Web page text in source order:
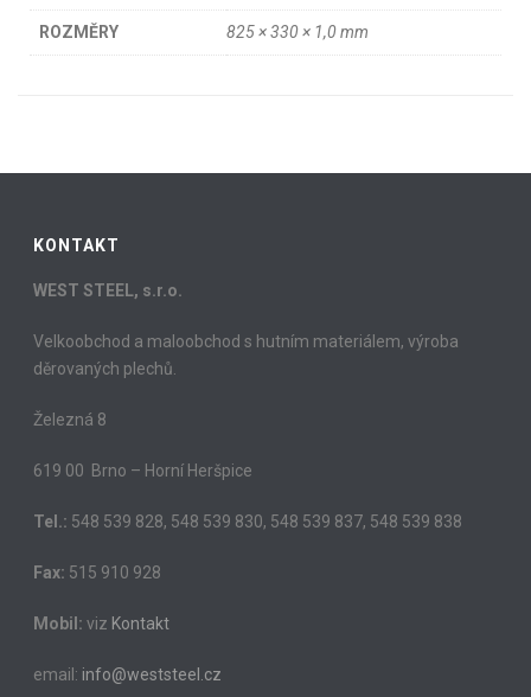
ROZMĚRY 825 × 330 × 1,0 mm
KONTAKT
WEST STEEL, s.r.o.
Velkoobchod a maloobchod s hutním materiálem, výroba
děrovaných plechů.
Železná 8
619 00 Brno – Horní Heršpice
Tel.: 548 539 828, 548 539 830, 548 539 837, 548 539 838
Fax: 515 910 928
Mobil: viz Kontakt
email: info@weststeel.cz